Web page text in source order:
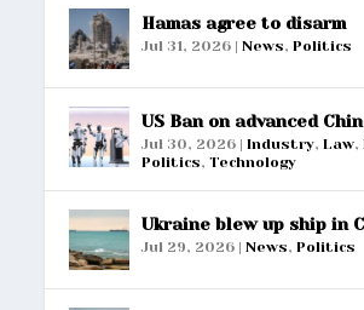
Hamas agree to disarm
Jul 31, 2026 |News,Politics
US Ban on advanced
Jul 30, 2026 |Industry,Law,
Politics,Technology
Ukraine blew up ship in
Jul 29, 2026 |News,Politics